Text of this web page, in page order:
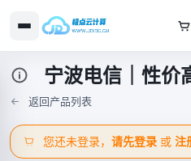
宁波电信｜性价
返回产品列表
您还未登录，请先登录 或注